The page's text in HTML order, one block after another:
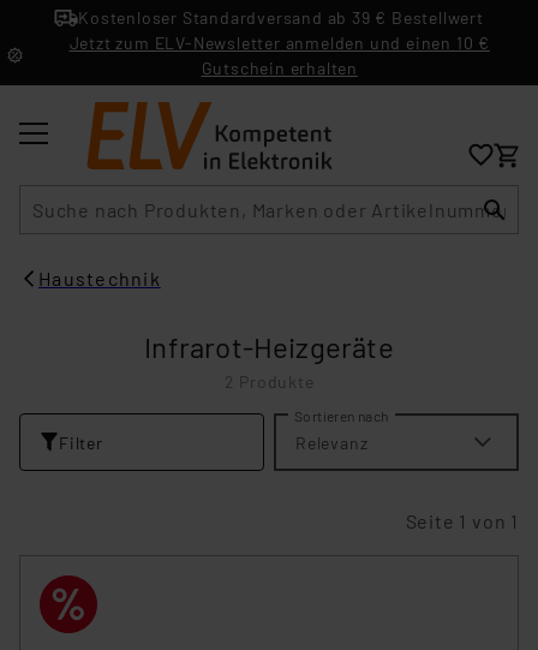
Kostenloser Standardversand ab 39 € Bestellwert
Jetzt zum ELV-Newsletter anmelden und einen 10 €
Gutschein erhalten
Haustechnik
Infrarot-Heizgeräte
2 Produkte
Filter
Sortieren nach
Relevanz
Seite 1 von 1